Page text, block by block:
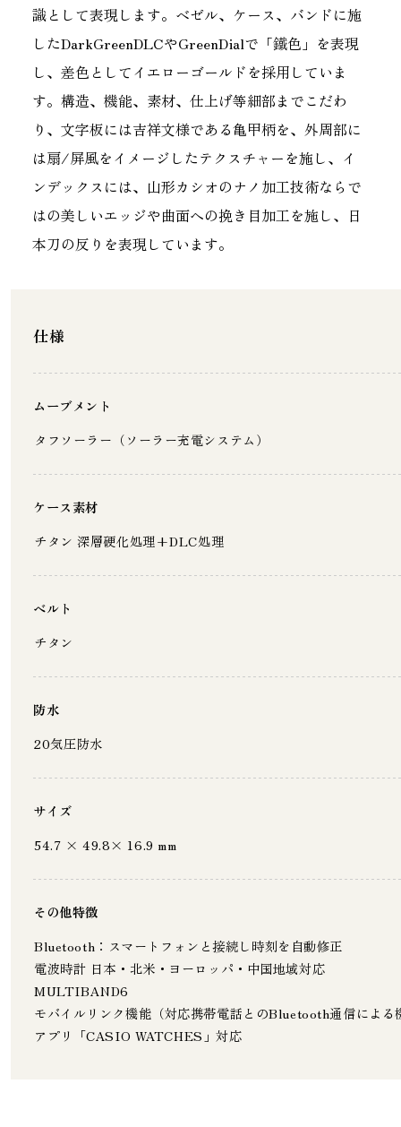
識として表現します。ベゼル、ケース、バンドに施
したDarkGreenDLCやGreenDialで「鐵色」を表現
し、差色としてイエローゴールドを採用していま
す。構造、機能、素材、仕上げ等細部までこだわ
り、文字板には吉祥文様である亀甲柄を、外周部に
は扇/屏風をイメージしたテクスチャーを施し、イ
ンデックスには、山形カシオのナノ加工技術ならで
はの美しいエッジや曲面への挽き目加工を施し、日
本刀の反りを表現しています。
仕様
ムーブメント
タフソーラー（ソーラー充電システム）
ケース素材
チタン 深層硬化処理+DLC処理
ベルト
チタン
防水
20気圧防水
サイズ
54.7 × 49.8× 16.9 mm
その他特徴
Bluetooth：スマートフォンと接続し時刻を自動修正
電波時計 日本・北米・ヨーロッパ・中国地域対応
モバイルリンク機能（対応携帯電話とのBluetooth通信による
アプリ「CASIO WATCHES」対応